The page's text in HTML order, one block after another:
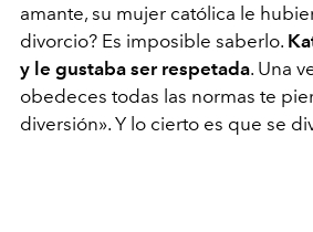
amante, su mujer católica le
divorcio? Es imposible saberlo.
y le gustaba ser respetada. Una
obedeces todas las normas te
diversión». Y lo cierto es que se